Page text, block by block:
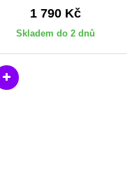
1 790 Kč
Skladem do 2 dnů